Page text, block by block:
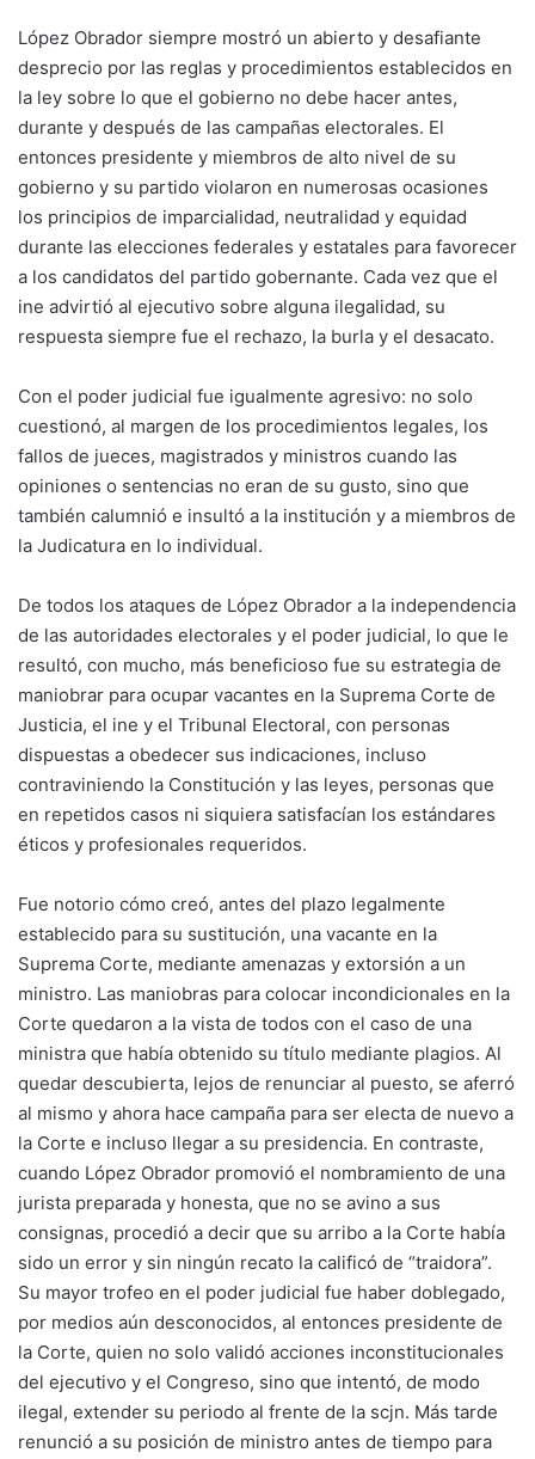
López Obrador siempre mostró un abierto y desafiante
desprecio por las reglas y procedimientos establecidos en
la ley sobre lo que el gobierno no debe hacer antes,
durante y después de las campañas electorales. El
entonces presidente y miembros de alto nivel de su
gobierno y su partido violaron en numerosas ocasiones
los principios de imparcialidad, neutralidad y equidad
durante las elecciones federales y estatales para favorecer
a los candidatos del partido gobernante. Cada vez que el
ine advirtió al ejecutivo sobre alguna ilegalidad, su
respuesta siempre fue el rechazo, la burla y el desacato.
Con el poder judicial fue igualmente agresivo: no solo
cuestionó, al margen de los procedimientos legales, los
fallos de jueces, magistrados y ministros cuando las
opiniones o sentencias no eran de su gusto, sino que
también calumnió e insultó a la institución y a miembros de
la Judicatura en lo individual.
De todos los ataques de López Obrador a la independencia
de las autoridades electorales y el poder judicial, lo que le
resultó, con mucho, más beneficioso fue su estrategia de
maniobrar para ocupar vacantes en la Suprema Corte de
Justicia, el ine y el Tribunal Electoral, con personas
dispuestas a obedecer sus indicaciones, incluso
contraviniendo la Constitución y las leyes, personas que
en repetidos casos ni siquiera satisfacían los estándares
éticos y profesionales requeridos.
Fue notorio cómo creó, antes del plazo legalmente
establecido para su sustitución, una vacante en la
Suprema Corte, mediante amenazas y extorsión a un
ministro. Las maniobras para colocar incondicionales en la
Corte quedaron a la vista de todos con el caso de una
ministra que había obtenido su título mediante plagios. Al
quedar descubierta, lejos de renunciar al puesto, se aferró
al mismo y ahora hace campaña para ser electa de nuevo a
la Corte e incluso llegar a su presidencia. En contraste,
cuando López Obrador promovió el nombramiento de una
jurista preparada y honesta, que no se avino a sus
consignas, procedió a decir que su arribo a la Corte había
sido un error y sin ningún recato la calificó de “traidora”.
Su mayor trofeo en el poder judicial fue haber doblegado,
por medios aún desconocidos, al entonces presidente de
la Corte, quien no solo validó acciones inconstitucionales
del ejecutivo y el Congreso, sino que intentó, de modo
ilegal, extender su periodo al frente de la scjn. Más tarde
renunció a su posición de ministro antes de tiempo para